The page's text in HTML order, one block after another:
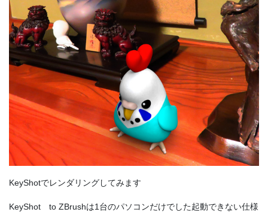
KeyShotでレンダリングしてみます
KeyShot to ZBrushは1台のパソコンだけでした起動できない仕様